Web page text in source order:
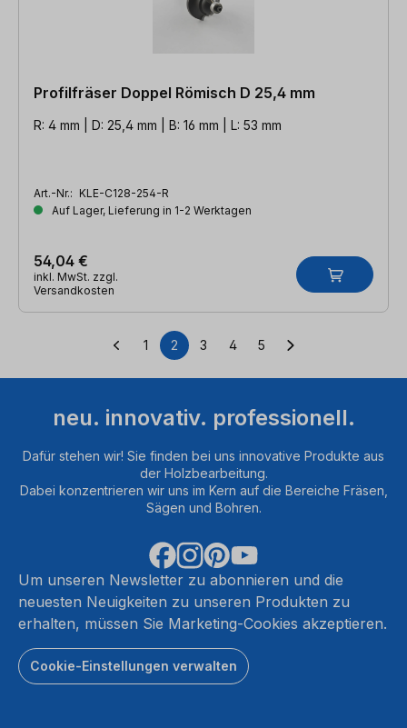
Profilfräser Doppel Römisch D 25,4 mm
R: 4 mm | D: 25,4 mm | B: 16 mm | L: 53 mm
Art.-Nr.: KLE-C128-254-R
Auf Lager, Lieferung in 1-2 Werktagen
54,04 €
inkl. MwSt. zzgl.
Versandkosten
Seite
1 Seite
2 Seite
3 Seite
4 Seite
5
neu. innovativ. professionell.
Dafür stehen wir! Sie finden bei uns innovative Produkte aus
der Holzbearbeitung.
Dabei konzentrieren wir uns im Kern auf die Bereiche Fräsen,
Sägen und Bohren.
Um unseren Newsletter zu abonnieren und die
neuesten Neuigkeiten zu unseren Produkten zu
erhalten, müssen Sie Marketing-Cookies akzeptieren.
Cookie-Einstellungen verwalten